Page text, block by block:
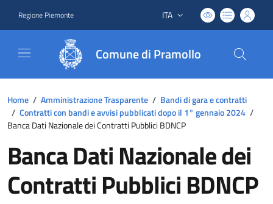
Regione Piemonte Lingua attiva:
ITA
Comune di Pramollo
Home / Amministrazione Trasparente / Bandi di gara e contratti
/ Contratti con bandi e avvisi pubblicati dopo il 1° gennaio 2024 /
Banca Dati Nazionale dei Contratti Pubblici BDNCP
Banca Dati Nazionale dei
Contratti Pubblici BDNCP